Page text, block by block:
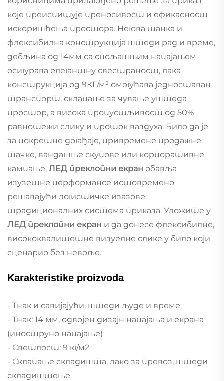
које преиспитује преносивост и ефикасност
искоришћења простора. Негова танка и
флексибилна конструкција штеди рад и време,
дебљина од 14мм са спољашњим напајањем
осигурава елегантну свестраност, лака
конструкција од 9КГ/м² омогућава једноставан
транспорт, склапање за чување уштеда
простор, а висока пропустљивост од 50%
равнотежи слику и проток ваздуха. Било да је
за покретне догађаје, привремене продажне
тачке, вандашње скупове или корпоративне
кампање, ЛЕД преклопни екран обавља
изузетне перформансе истовремено
решавајући логистичке изазове
традиционалних система приказа. Уложите у
ЛЕД преклопни екран и да донесе флексибилне,
висококвалитетне визуелне слике у било који
сценарио без невоље.
Karakteristike proizvoda
- Тнак и савијајући, штеди људе и време
- Тнак: 14 мм, одвојен дизајн напајања и екрана
(иноструно напајање)
- Светлост: 9 кг/м2
- Склапање складишта, лако за превоз, штеди
складиштење